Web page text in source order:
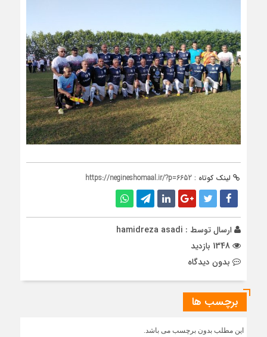
لینک کوتاه : https://negineshomaal.ir/?p=6652
ارسال توسط : hamidreza asadi
بدون دیدگاه
برچسب ها
این مطلب بدون برچسب می باشد.